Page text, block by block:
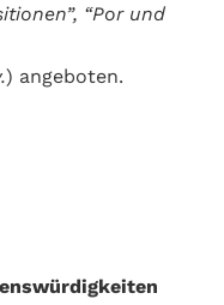
“Por und
) angeboten.